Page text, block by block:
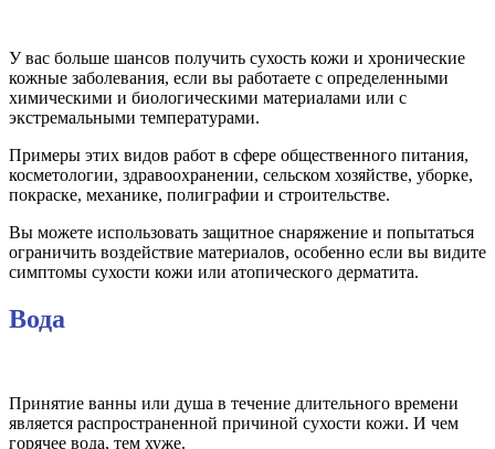
У вас больше шансов получить сухость кожи и хронические
кожные заболевания, если вы работаете с определенными
химическими и биологическими материалами или с
экстремальными температурами.
Примеры этих видов работ в сфере общественного питания,
косметологии, здравоохранении, сельском хозяйстве, уборке,
покраске, механике, полиграфии и строительстве.
Вы можете использовать защитное снаряжение и попытаться
ограничить воздействие материалов, особенно если вы видите
симптомы сухости кожи или атопического дерматита.
Вода
Принятие ванны или душа в течение длительного времени
является распространенной причиной сухости кожи. И чем
горячее вода, тем хуже.